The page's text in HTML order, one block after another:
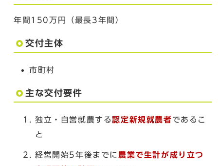
年間150万円（最長3年間）
交付主体
市町村
主な交付要件
独立・自営就農する認定新規就農者であるこ
と
経営開始5年後までに 農業で生計が成り立つ